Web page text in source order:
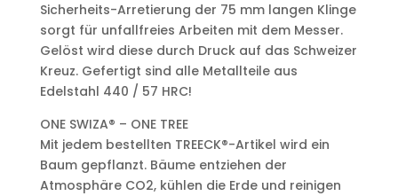
Sicherheits-Arretierung der 75 mm langen Klinge
sorgt für unfallfreies Arbeiten mit dem Messer.
Gelöst wird diese durch Druck auf das Schweizer
Kreuz. Gefertigt sind alle Metallteile aus
Edelstahl 440 / 57 HRC!
ONE SWIZA® – ONE TREE
Mit jedem bestellten TREECK®-Artikel wird ein
Baum gepflanzt. Bäume entziehen der
Atmosphäre CO2, kühlen die Erde und reinigen